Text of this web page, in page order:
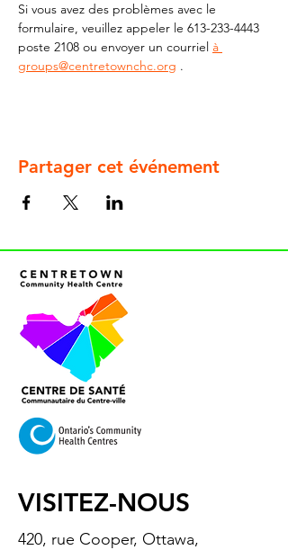
Si vous avez des problèmes avec le
formulaire, veuillez appeler le 613-233-4443
poste 2108 ou envoyer un courriel à
groups@centretownchc.org .
Partager cet événement
VISITEZ-NOUS
420, rue Cooper, Ottawa,